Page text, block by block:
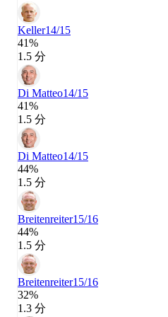
Keller14/15
41%
1.5 分
Di Matteo14/15
41%
1.5 分
Di Matteo14/15
44%
1.5 分
Breitenreiter15/16
44%
1.5 分
Breitenreiter15/16
32%
1.3 分